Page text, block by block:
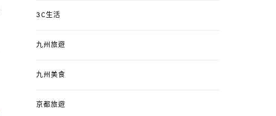
3C生活
九州旅遊
九州美食
京都旅遊